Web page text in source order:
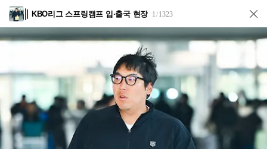
KBO리그 스프링캠프 입·출국 현장 1/1323